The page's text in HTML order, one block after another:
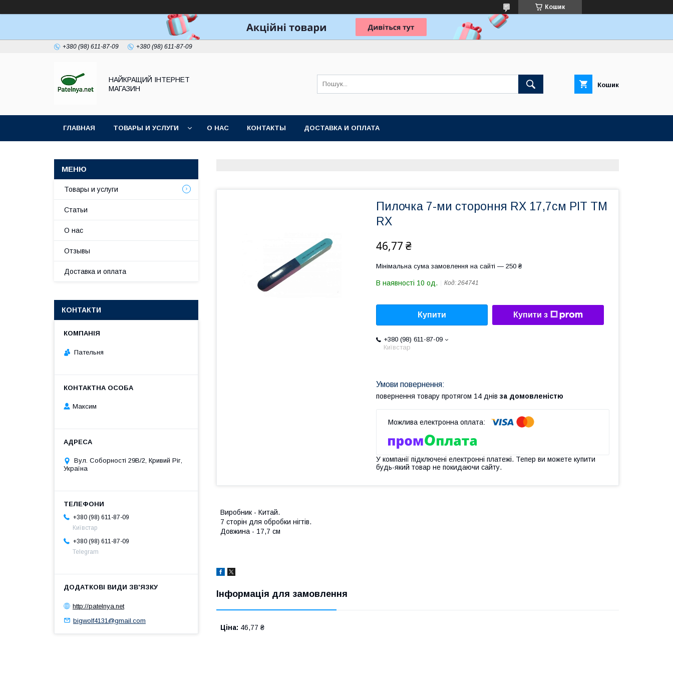
Кошик
+380 (98) 611-87-09 +380 (98) 611-87-09
НАЙКРАЩИЙ ІНТЕРНЕТ
МАГАЗИН
Кошик
ГЛАВНАЯ ТОВАРЫ И УСЛУГИ О НАС КОНТАКТЫ ДОСТАВКА И ОПЛАТА
Пилочка 7-ми стороння RX 17,7см PIT ТМ
RX
46,77 ₴
Мінімальна сума замовлення на сайті — 250 ₴
В наявності 10 од. Код: 264741
Купити Купити з
+380 (98) 611-87-09
Київстар
повернення товару протягом 14 днів за домовленістю
У компанії підключені електронні платежі. Тепер ви можете купити
будь-який товар не покидаючи сайту.
Виробник - Китай.
7 сторін для обробки нігтів.
Довжина - 17,7 см
Інформація для замовлення
Ціна: 46,77 ₴
Товары и услуги
Статьи
О нас
Отзывы
Доставка и оплата
КОНТАКТИ
Пательня
Максим
Вул. Соборності 29В/2, Кривий Ріг,
Україна
+380 (98) 611-87-09
Київстар
+380 (98) 611-87-09
Telegram
http://patelnya.net
bigwolf4131@gmail.com